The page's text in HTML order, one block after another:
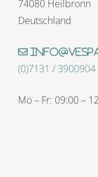
74080 Heilbronn
Deutschland
(0)7131 / 3900904
Mo – Fr: 09:00 –